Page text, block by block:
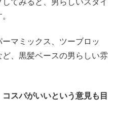
マミックス、ツーブロッ
、黒髪ベースの男らしい雰
スパがいいという意見も目